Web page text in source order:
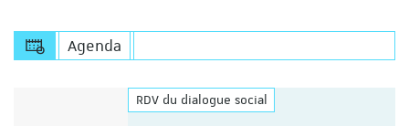
Agenda
RDV du dialogue social